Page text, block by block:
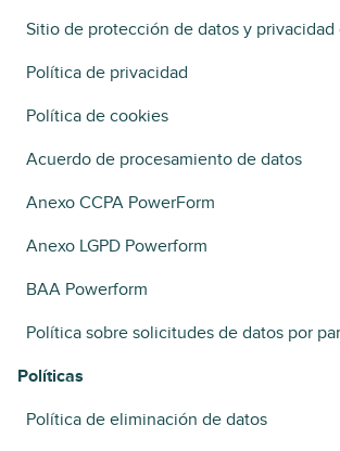
Sitio de protección de datos y privacidad
Política de privacidad
Política de cookies
Acuerdo de procesamiento de datos
Anexo CCPA PowerForm
Anexo LGPD Powerform
BAA Powerform
Política sobre solicitudes de datos por
Políticas
Política de eliminación de datos